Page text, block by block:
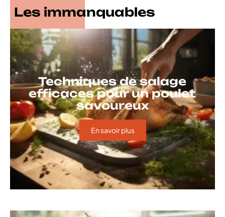
Les immanquables
Techniques de salage
efficaces pour un poulet
savoureux
En savoir plus